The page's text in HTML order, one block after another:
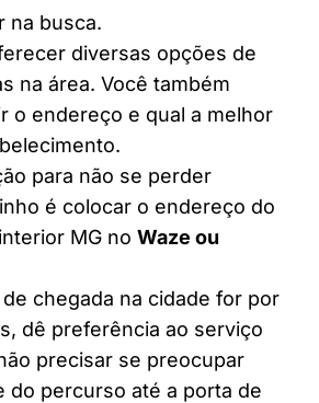
na busca.
diversas opções de
na área. Você também
o endereço e qual a melhor
para não se perder
é colocar o endereço do
MG no Waze ou
chegada na cidade for por
dê preferência ao serviço
precisar se preocupar
do percurso até a porta de